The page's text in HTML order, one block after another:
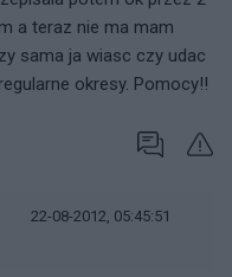
a teraz nie ma mam
sama ja wiasc czy udac
okresy. Pomocy!!
22-08-2012, 05:45:51